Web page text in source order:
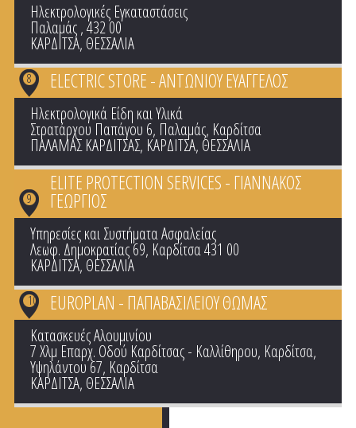
Ηλεκτρολογικές Εγκαταστάσεις
Παλαμάς , 432 00
ΚΑΡΔΙΤΣΑ, ΘΕΣΣΑΛΙΑ
ELECTRIC STORE - ΑΝΤΩΝΙΟΥ ΕΥΑΓΓΕΛΟΣ
8
Ηλεκτρολογικά Είδη και Υλικά
Στρατάρχου Παπάγου 6, Παλαμάς, Καρδίτσα
ΠΑΛΑΜΑΣ ΚΑΡΔΙΤΣΑΣ, ΚΑΡΔΙΤΣΑ, ΘΕΣΣΑΛΙΑ
ELITE PROTECTION SERVICES - ΓΙΑΝΝΑΚΟΣ
ΓΕΩΡΓΙΟΣ
9
Υπηρεσίες και Συστήματα Ασφαλείας
Λεωφ. Δημοκρατίας 69, Καρδίτσα 431 00
ΚΑΡΔΙΤΣΑ, ΘΕΣΣΑΛΙΑ
EUROPLAN - ΠΑΠΑΒΑΣΙΛΕΙΟΥ ΘΩΜΑΣ
10
Κατασκευές Αλουμινίου
7 Xλμ Επαρχ. Οδού Καρδίτσας - Καλλίθηρου, Καρδίτσα,
Υψηλάντου 67, Καρδίτσα
ΚΑΡΔΙΤΣΑ, ΘΕΣΣΑΛΙΑ